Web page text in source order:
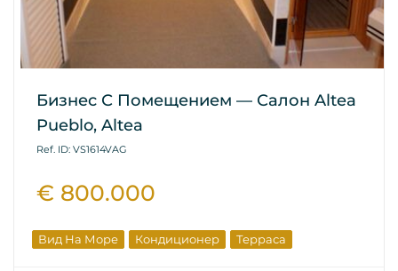
Бизнес С Помещением — Салон Altea
Pueblo, Altea
Ref. ID: VS1614VAG
€ 800.000
Вид На Море Кондиционер Терраса